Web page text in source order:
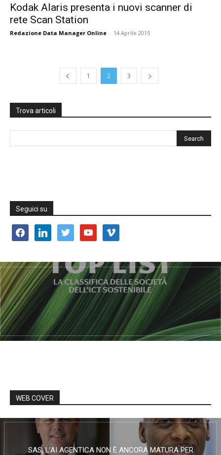
Kodak Alaris presenta i nuovi scanner di
rete Scan Station
Redazione Data Manager Online - 14 Aprile 2015
1 2 3
Trova articoli
Seguici su
facebooklinkedin twitter youtube vimeo
WEB COVER
SAS, L’AI AGENTICA NON È ANCORA MATURA PER